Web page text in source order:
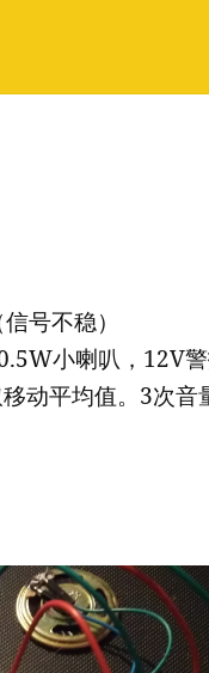
号不稳）
小喇叭，12V
动平均值。3次音